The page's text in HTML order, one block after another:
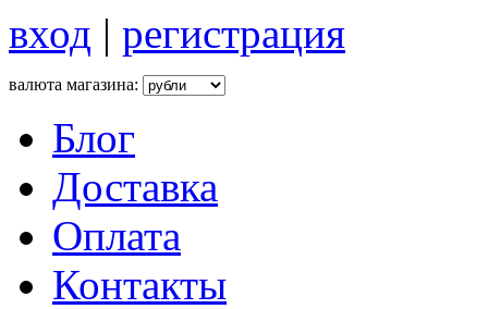
вход | регистрация
валюта магазина:
Блог
Доставка
Оплата
Контакты